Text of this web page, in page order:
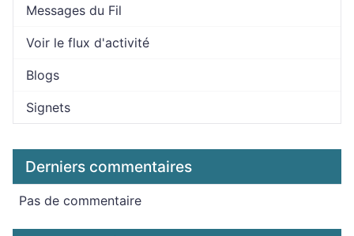
Messages du Fil
Voir le flux d'activité
Blogs
Signets
Derniers commentaires
Pas de commentaire